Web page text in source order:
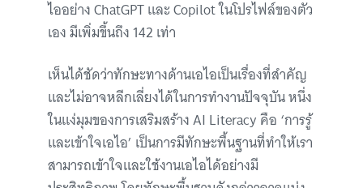
ไออย่าง ChatGPT และ Copilot ในโปรไฟล์ของตัว
เอง มีเพิ่มขึ้นถึง 142 เท่า
เห็นได้ชัดว่าทักษะทางด้านเอไอเป็นเรื่องที่สำคัญ
และไม่อาจหลีกเลี่ยงได้ในการทำงานปัจจุบัน หนึ่ง
ในแง่มุมของการเสริมสร้าง AI Literacy คือ ‘การรู้
และเข้าใจเอไอ’ เป็นการมีทักษะพื้นฐานที่ทำให้เรา
สามารถเข้าใจและใช้งานเอไอได้อย่างมี